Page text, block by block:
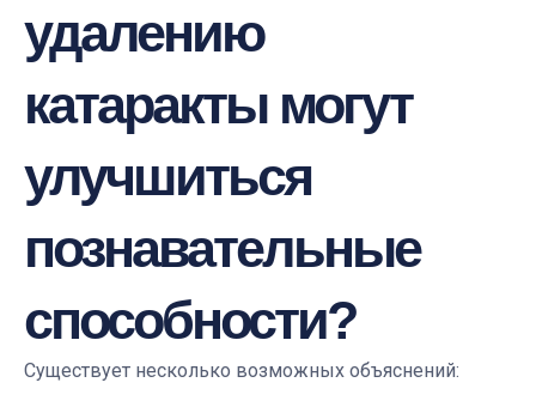
удалению
катаракты могут
улучшиться
познавательные
способности?
Существует несколько возможных объяснений: